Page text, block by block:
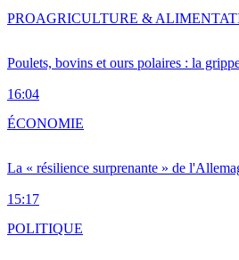
Poulets, bovins et ours polaires : la
16:04
PROAGRICULTURE &
La « résilience surprenante » de
15:17
ÉCONOMIE
POLITIQUE